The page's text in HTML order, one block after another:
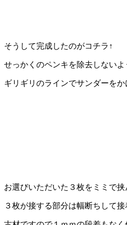
そうして完成したのがコチラ↑
せっかくのペンキを除去しない
ギリギリのラインでサンダーを
お選びいただいた３枚をミミで
３枚が接する部分は幅断ちして